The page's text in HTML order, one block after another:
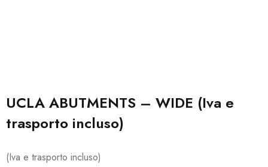
UCLA ABUTMENTS – WIDE (Iva e
trasporto incluso)
(Iva e trasporto incluso)